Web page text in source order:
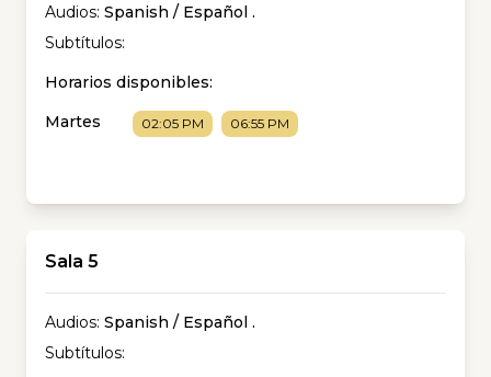
Audios: Spanish / Español .
Subtítulos:
Horarios disponibles:
Martes
02:05 PM 06:55 PM
Sala 5
Audios: Spanish / Español .
Subtítulos: